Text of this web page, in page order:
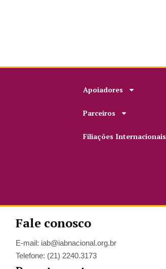
Apoiadores
Parceiros
Filiações Internacionais
Fale conosco
E-mail: iab@iabnacional.org.br
Telefone: (21) 2240.3173